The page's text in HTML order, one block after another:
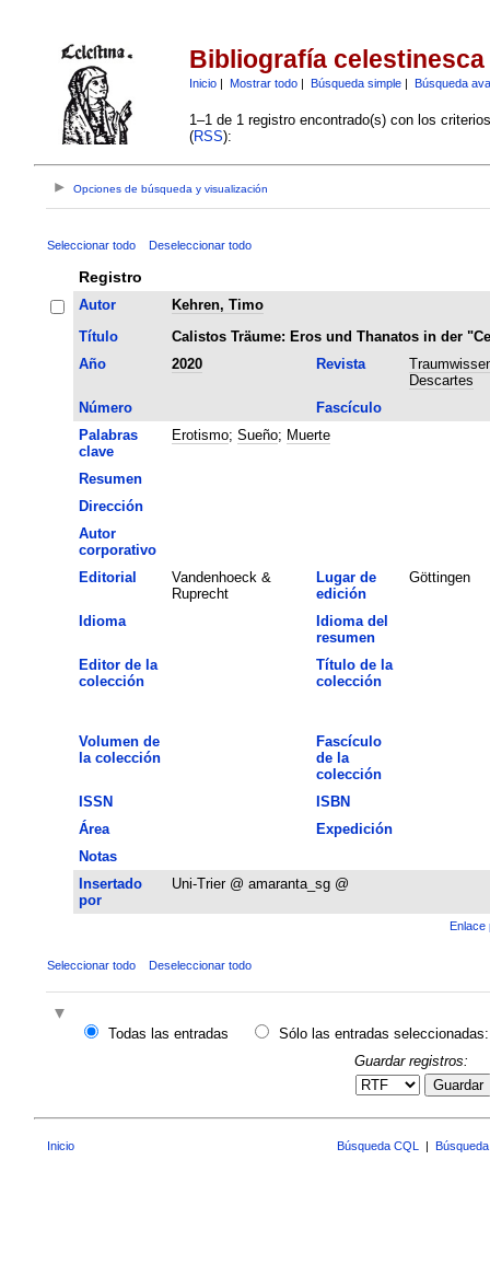
Bibliografía celestinesca
Inicio| Mostrar todo| Búsqueda simple| Búsqueda
1–1 de 1 registro encontrado(s) con los
(RSS):
Opciones de búsqueda y visualización
Seleccionar todo Deseleccionar todo
Registro
Autor
Kehren, Timo
Título
Calistos Träume: Eros und Thanatos in der
Año
2020 Revista
Descartes
Número
Fascículo
Palabras
clave
Erotismo; Sueño; Muerte
Resumen
Dirección
Autor
corporativo
Editorial
Vandenhoeck &
Ruprecht
Lugar de
edición
Göttingen
Idioma
Idioma del
resumen
Editor de la
colección
Título de la
colección
Volumen de
la colección
Fascículo
de la
colección
ISSN
ISBN
Área
Expedición
Notas
Insertado
por
Uni-Trier @ amaranta_sg @
Enlace
Seleccionar todo Deseleccionar todo
Todas las entradas
Sólo las entradas seleccionadas:
Guardar registros:
Guardar
Inicio Búsqueda CQL